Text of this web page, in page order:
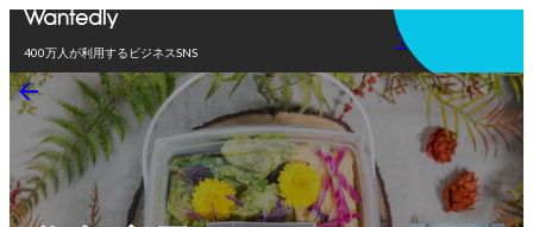
400万人が利用するビジネスSNS
アプリを使う